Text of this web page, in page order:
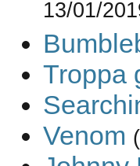
13/01/
Troppa
Venom